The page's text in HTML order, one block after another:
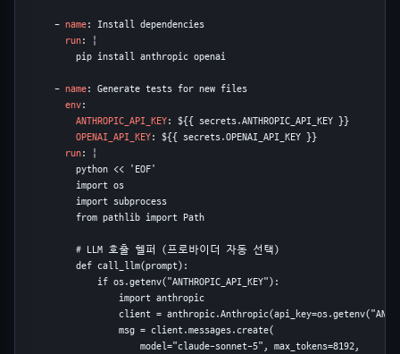
      -
name: Install dependencies
run: |
          pip install anthropic openai
      -
name: Generate tests for new files
env:
ANTHROPIC_API_KEY: ${{ secrets.ANTHROPIC_API_KEY }}
OPENAI_API_KEY: ${{ secrets.OPENAI_API_KEY }}
run: |
          python << 'EOF'
          import os
          import subprocess
          from pathlib import Path
          # LLM 호출 헬퍼 (프로바이더 자동 선택)
          def call_llm(prompt):
              if os.getenv("ANTHROPIC_API_KEY"):
                  import anthropic
client =
                  msg = client.messages.create(
                      model="claude-sonnet-5", max_tokens=8192,